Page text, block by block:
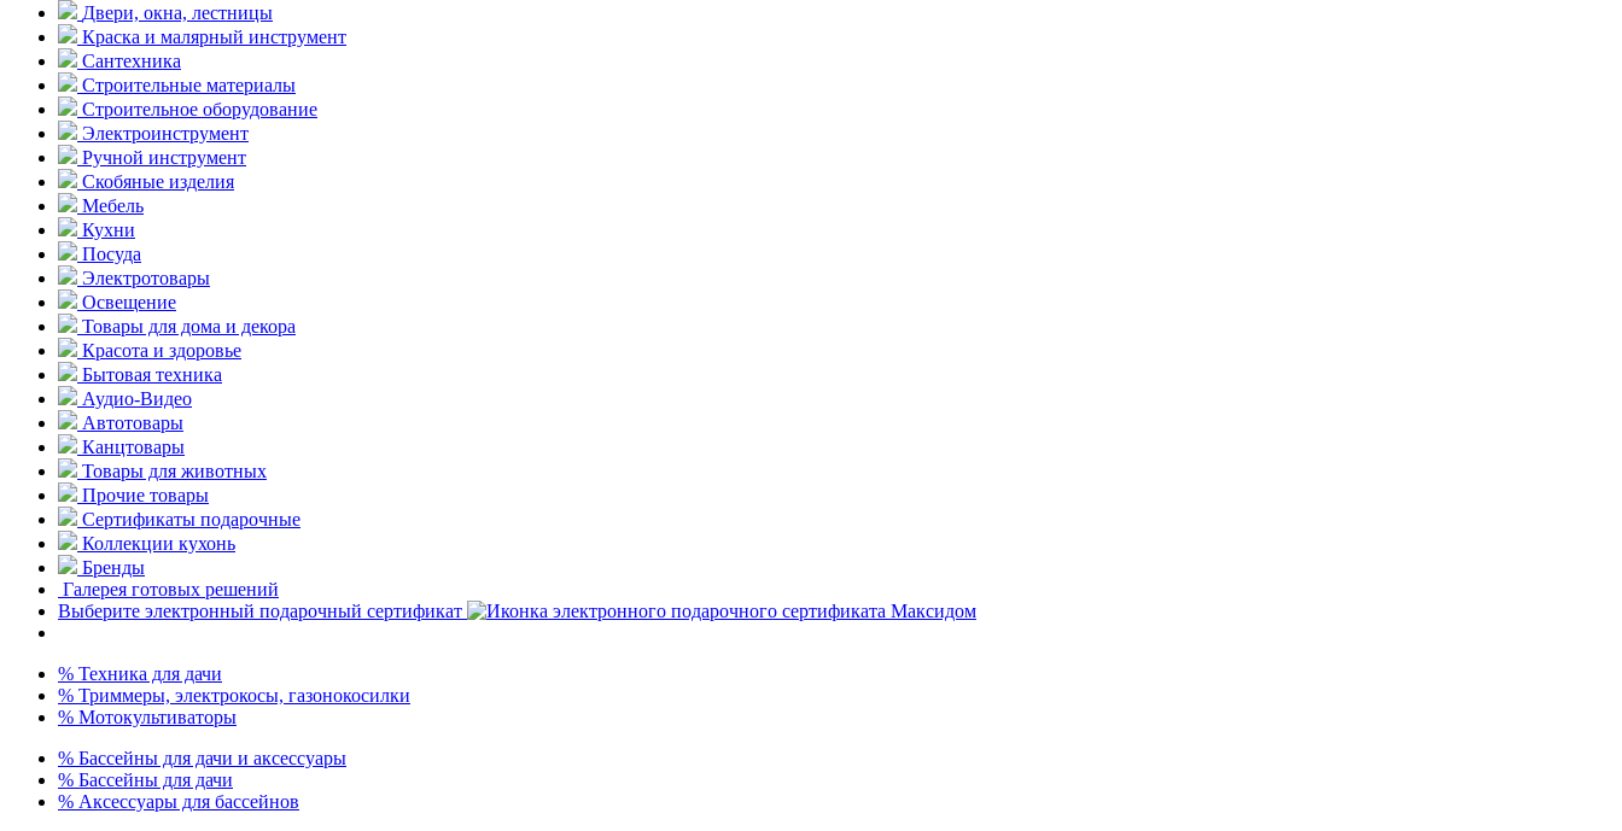
Двери, окна, лестницы
Краска и малярный инструмент
Сантехника
Строительные материалы
Строительное оборудование
Электроинструмент
Ручной инструмент
Скобяные изделия
Мебель
Кухни
Посуда
Электротовары
Освещение
Товары для дома и декора
Красота и здоровье
Бытовая техника
Аудио-Видео
Автотовары
Канцтовары
Товары для животных
Прочие товары
Сертификаты подарочные
Коллекции кухонь
Бренды
Галерея готовых решений
Выберите электронный подарочный сертификат
% Техника для дачи
% Триммеры, электрокосы, газонокосилки
% Мотокультиваторы
% Бассейны для дачи и аксессуары
% Бассейны для дачи
% Аксессуары для бассейнов